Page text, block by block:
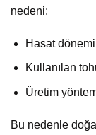
nedeni:
Hasat
Kullanılan
Üretim
Bu nedenle